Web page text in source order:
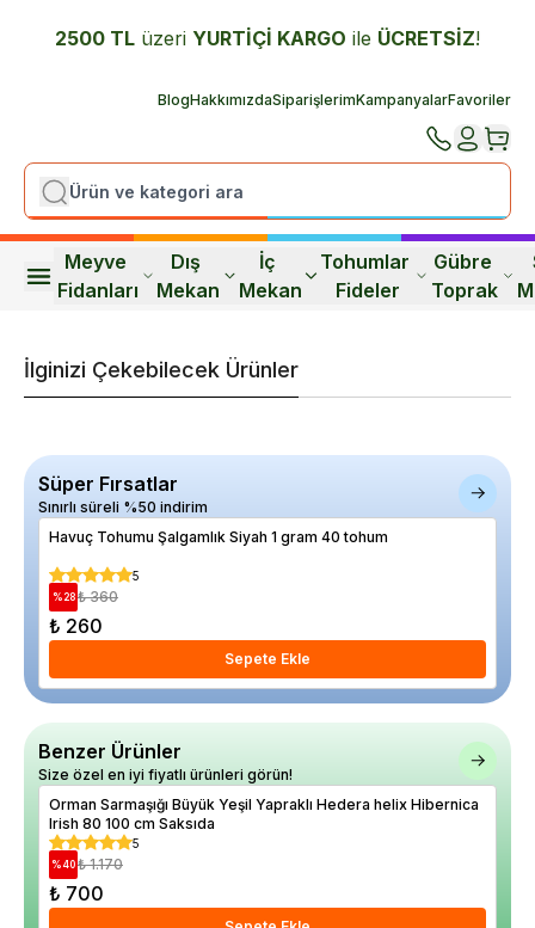
2500 TL üzeri YURTİÇİ KARGO ile ÜCRETSİZ!
BlogHakkımızdaSiparişlerimKampanyalarFavoriler
Meyve
Fidanları
Dış
Mekan
İç
Mekan
Tohumlar
Fideler
Gübre
Toprak
İlginizi Çekebilecek Ürünler
Süper Fırsatlar
Sınırlı süreli %50 indirim
Havuç Tohumu Şalgamlık Siyah 1 gram 40 tohum
5
%28 ₺ 360
₺ 260
Sepete Ekle
Benzer Ürünler
Size özel en iyi fiyatlı ürünleri görün!
Orman Sarmaşığı Büyük Yeşil Yapraklı Hedera helix Hibernica
Irish 80 100 cm Saksıda
5
%40 ₺ 1.170
₺ 700